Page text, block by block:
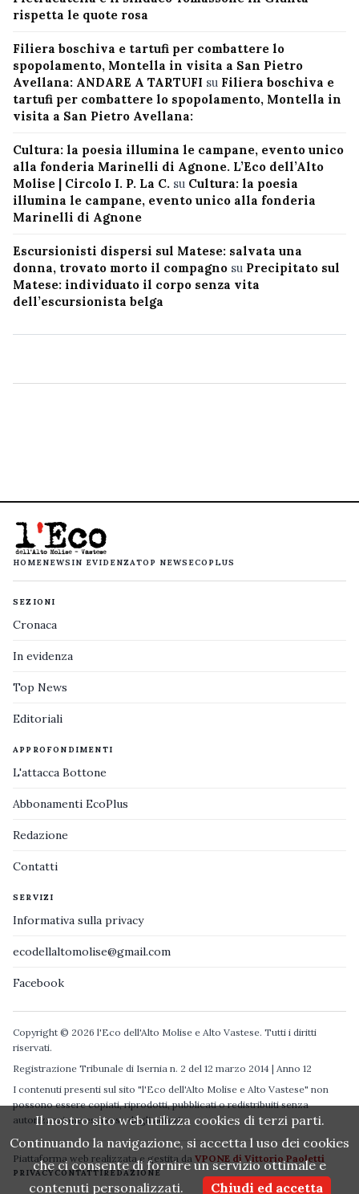
rispetta le quote rosa
Filiera boschiva e tartufi per combattere lo
spopolamento, Montella in visita a San Pietro
Avellana: ANDARE A TARTUFI su Filiera boschiva e
tartufi per combattere lo spopolamento, Montella in
visita a San Pietro Avellana:
Cultura: la poesia illumina le campane, evento unico
alla fonderia Marinelli di Agnone. L’Eco dell’Alto
Molise | Circolo I. P. La C. su Cultura: la poesia
illumina le campane, evento unico alla fonderia
Marinelli di Agnone
Escursionisti dispersi sul Matese: salvata una
donna, trovato morto il compagno su Precipitato sul
Matese: individuato il corpo senza vita
dell’escursionista belga
HOMENEWS IN EVIDENZATOP NEWS ECOPLUS
SEZIONI
Cronaca
In evidenza
Top News
Editoriali
APPROFONDIMENTI
L'attacca Bottone
Abbonamenti EcoPlus
Redazione
Contatti
SERVIZI
Informativa sulla privacy
ecodellaltomolise@gmail.com
Facebook
Copyright © 2026 l'Eco dell'Alto Molise e Alto Vastese. Tutti i diritti
riservati.
Registrazione Tribunale di Isernia n. 2 del 12 marzo 2014 | Anno 12
I contenuti presenti sul sito "l'Eco dell'Alto Molise e Alto Vastese" non
possono essere copiati, riprodotti, pubblicati o redistribuiti senza
autorizzazione espressa degli autori.
Piattaforma web realizzata e gestita da VPONE di Vittorio Paoletti
PRIVACYCONTATTIREDAZIONE
Il nostro sito web utilizza cookies di terzi parti.
Continuando la navigazione, si accetta l uso dei cookies
che ci consente di fornire un servizio ottimale e
contenuti personalizzati.
Chiudi ed accetta